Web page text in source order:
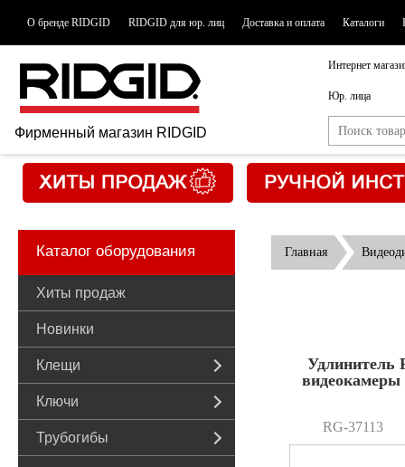
О бренде RIDGID RIDGID для юр. лиц Доставка и оплата Каталоги
Фирменный магазин RIDGID
Интернет
Юр. лица
Каталог оборудования
Хиты продаж
Новинки
Клещи
Ключи
Трубогибы
Главная
Удлинитель
видеокамеры
RG-37113